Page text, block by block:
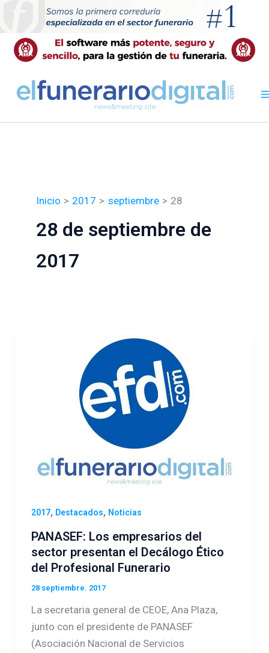
contenido
Inicio 2017 septiembre 28
28 de septiembre de
2017
2017, Destacados, Noticias
PANASEF: Los empresarios del
sector presentan el Decálogo Ético
del Profesional Funerario
28 septiembre. 2017
La secretaria general de CEOE, Ana Plaza,
junto con el presidente de PANASEF
(Asociación Nacional de Servicios